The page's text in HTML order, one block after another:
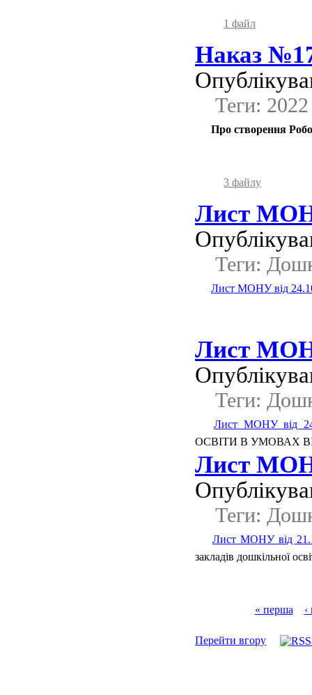
1 файл
Наказ
Теги: 2022
Про створення
3 файлу
Лист
Теги:
Лист МОНУ від
Лист
Теги:
Лист МОНУ від
ОСВІТИ В УМОВАХ
Лист
Теги:
Лист МОНУ від
закладів дошкільної
« перша
Перейти вгору